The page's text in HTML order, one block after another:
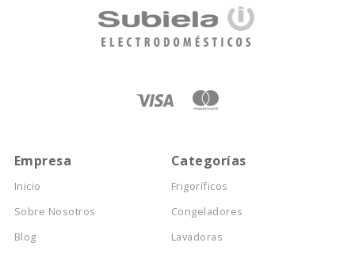
Empresa
Inicio
Sobre Nosotros
Blog
Categorías
Frigoríficos
Congeladores
Lavadoras